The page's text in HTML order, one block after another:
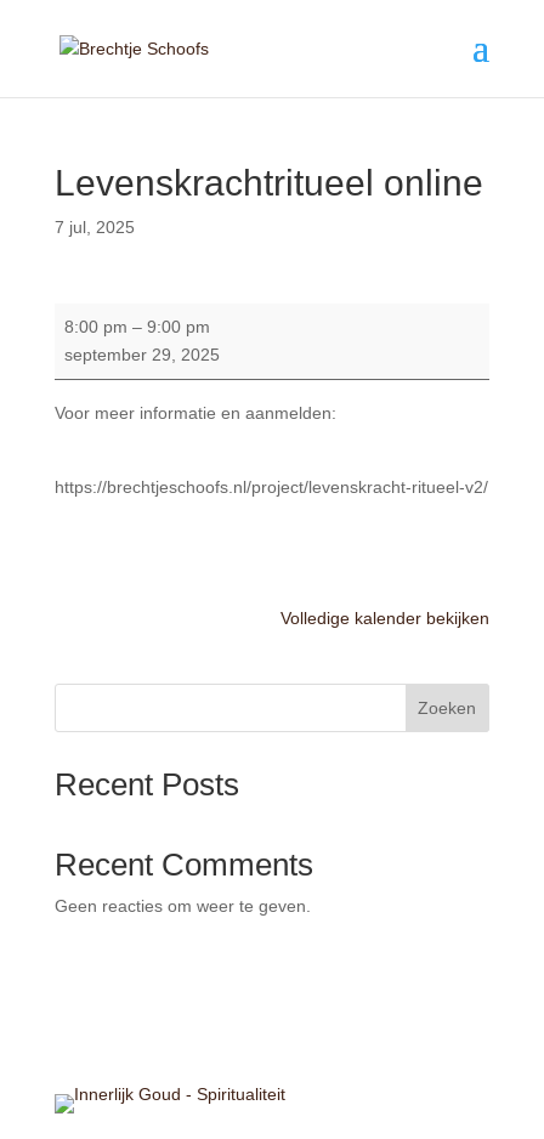
Levenskrachtritueel online
7 jul, 2025
8:00 pm – 9:00 pm
september 29, 2025
Voor meer informatie en aanmelden:
https://brechtjeschoofs.nl/project/levenskracht-ritueel-v2/
Volledige kalender bekijken
Zoeken
Recent Posts
Recent Comments
Geen reacties om weer te geven.